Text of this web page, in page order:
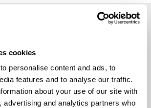
cookies
personalise content and ads, to
features and to analyse our traffic.
about your use of our site with
advertising and analytics partners who
una valutazione gratuita della